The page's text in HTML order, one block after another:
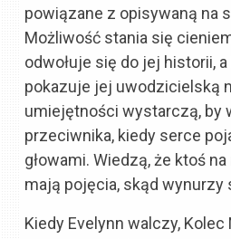
powiązane z opisywaną na
Możliwość stania się
odwołuje się do jej historii,
pokazuje jej uwodzicielską
umiejętności wystarczą, by
przeciwnika, kiedy serce
głowami. Wiedzą, że ktoś
mają pojęcia, skąd wynurzy
Kiedy Evelynn walczy, Kolec